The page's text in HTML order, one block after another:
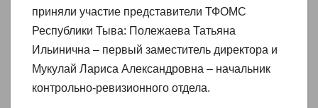
приняли участие представители ТФОМС
Республики Тыва: Полежаева Татьяна
Ильинична – первый заместитель директора и
Мукулай Лариса Александровна – начальник
контрольно-ревизионного отдела.